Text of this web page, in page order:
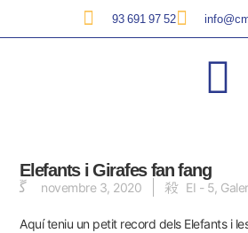
93 691 97 52
Elefants i Girafes fan fang
novembre 3, 2020 EI - 5
Aquí teniu un petit record dels Elefants i